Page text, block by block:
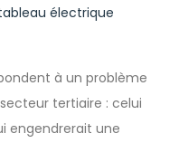
électrique
à un problème
tertiaire : celui
engendrerait une